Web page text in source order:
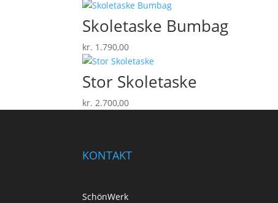
Skoletaske Bumbag
kr. 1.790,00
Stor Skoletaske
kr. 2.700,00
KONTAKT
SchönWerk